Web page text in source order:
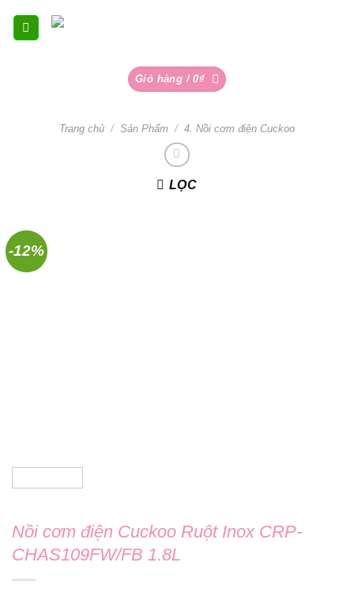
Giỏ hàng /0₫
Trang chủ / Sản Phẩm / 4. Nồi cơm điện Cuckoo
LỌC
-12%
Nồi cơm điện Cuckoo Ruột Inox CRP-
CHAS109FW/FB 1.8L